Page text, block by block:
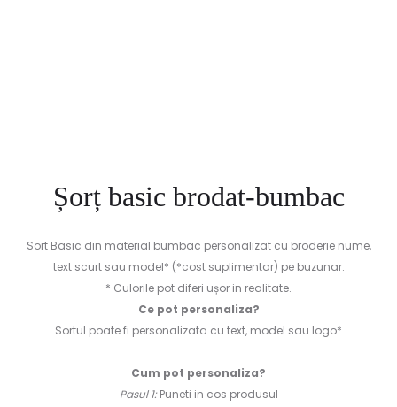
Șorț basic brodat-bumbac
Sort Basic din material bumbac personalizat cu broderie nume,
text scurt sau model* (*cost suplimentar) pe buzunar.
* Culorile pot diferi ușor in realitate.
Ce pot personaliza?
Sortul poate fi personalizata cu text, model sau logo*
Cum pot personaliza?
Pasul 1:Puneti in cos produsul